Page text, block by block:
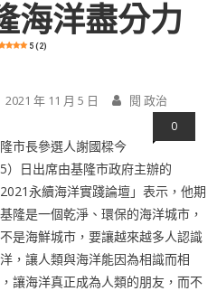
海洋盡分力
5 (2)
2021 年 11 月 5 日 閱 政治
0
市長參選人謝國樑今
5）日出席由基隆市政府主辦的
2021永續海洋實踐論壇」表示，他期
隆是一個乾淨、環保的海洋城市，
是海鮮城市，要讓越來越多人認識
，讓人類與海洋能因為相識而相
讓海洋真正成為人類的朋友，而不